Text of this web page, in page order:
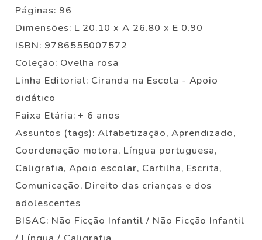
Páginas: 96
Dimensões: L 20.10 x A 26.80 x E 0.90
ISBN: 9786555007572
Coleção: Ovelha rosa
Linha Editorial: Ciranda na Escola - Apoio
didático
Faixa Etária: + 6 anos
Assuntos (tags): Alfabetização, Aprendizado,
Coordenação motora, Língua portuguesa,
Caligrafia, Apoio escolar, Cartilha, Escrita,
Comunicação, Direito das crianças e dos
adolescentes
BISAC: Não Ficção Infantil / Não Ficção Infantil